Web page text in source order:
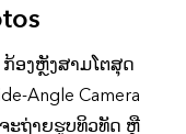
ກ້ອງຫຼັງສາມໂຕສຸດ
Angle Camera
ຈະຖ່າຍຮູບທິວທັດ ຫຼື